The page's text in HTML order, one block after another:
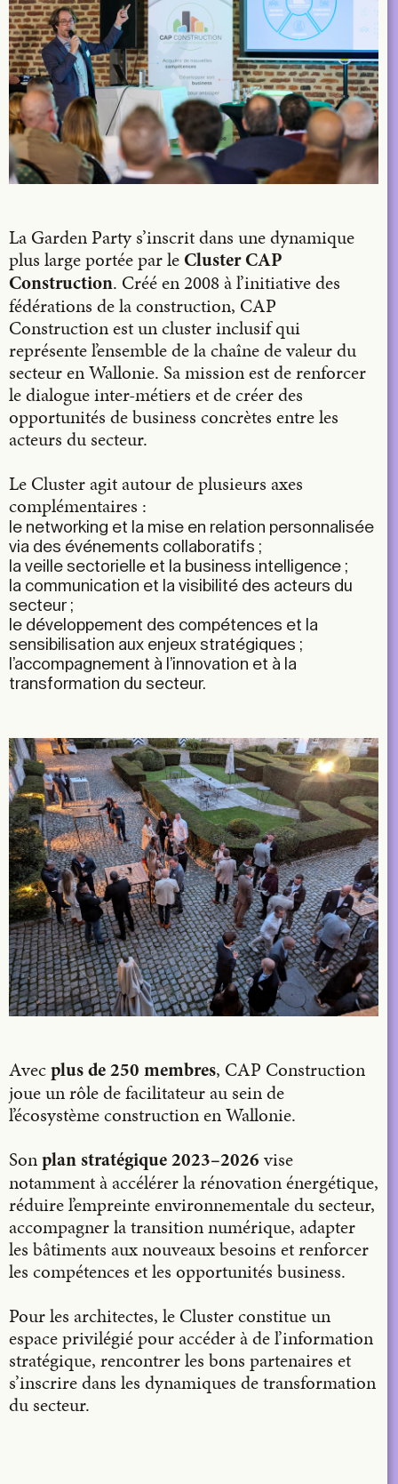
La Garden Party s’inscrit dans une dynamique
plus large portée par le Cluster CAP
Construction. Créé en 2008 à l’initiative des
fédérations de la construction, CAP
Construction est un cluster inclusif qui
représente l’ensemble de la chaîne de valeur du
secteur en Wallonie. Sa mission est de renforcer
le dialogue inter-métiers et de créer des
opportunités de business concrètes entre les
acteurs du secteur.
Le Cluster agit autour de plusieurs axes
complémentaires :
le networking et la mise en relation personnalisée
via des événements collaboratifs ;
la veille sectorielle et la business intelligence ;
la communication et la visibilité des acteurs du
secteur ;
le développement des compétences et la
sensibilisation aux enjeux stratégiques ;
l’accompagnement à l’innovation et à la
transformation du secteur.
Avec plus de 250 membres, CAP Construction
joue un rôle de facilitateur au sein de
l’écosystème construction en Wallonie.
Son plan stratégique 2023–2026 vise
notamment à accélérer la rénovation énergétique,
réduire l’empreinte environnementale du secteur,
accompagner la transition numérique, adapter
les bâtiments aux nouveaux besoins et renforcer
les compétences et les opportunités business.
Pour les architectes, le Cluster constitue un
espace privilégié pour accéder à de l’information
stratégique, rencontrer les bons partenaires et
s’inscrire dans les dynamiques de transformation
du secteur.